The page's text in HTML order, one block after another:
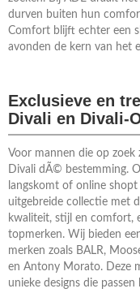
durven buiten hun
Comfort blijft echter een
avonden de kern van het
Exclusieve en
Divali en Divali-
Voor mannen die op zoek
Divali dÃ© bestemming.
langskomt of online
uitgebreide collectie met
kwaliteit, stijl en comfort,
topmerken. Wij bieden
merken zoals BALR,
en Antony Morato. Deze
unieke designs die